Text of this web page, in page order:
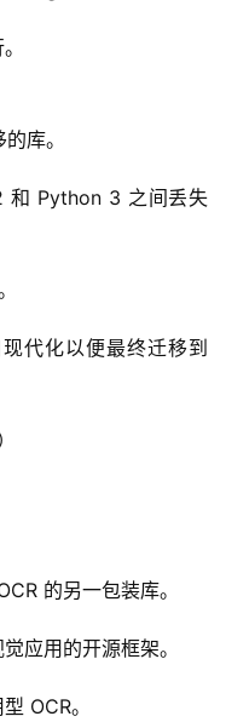
库。
和 Python 3 之间丢失
代化以便最终迁移到
的另一包装库。
应用的开源框架。
OCR。